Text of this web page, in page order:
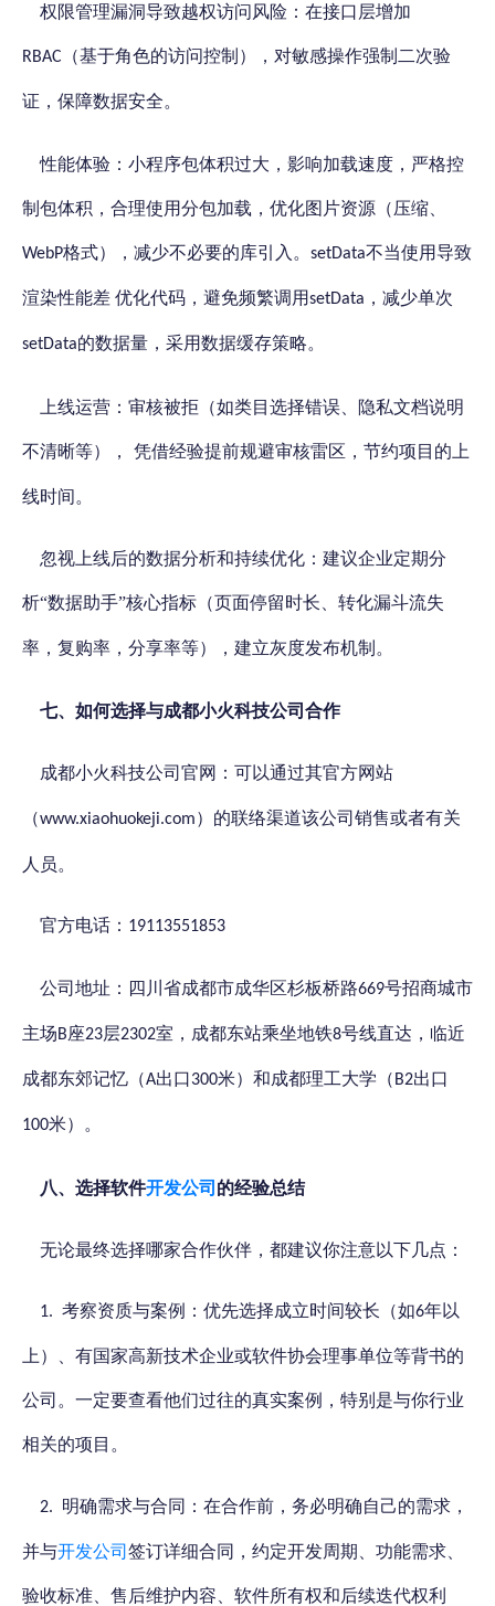
权限管理漏洞导致越权访问风险： 在接口层增加
RBAC （基于角色的访问控制），对敏感操作强制二次验
证，保障数据安全。
性能体验：小程序包体积过大，影响加载速度， 严格控
制包体积，合理使用分包加载，优化图片资源（压缩、
WebP格式），减少不必要的库引入。 setData不当使用导致
渲染性能差 优化代码，避免频繁调用setData ，减少单次
setData的数据量，采用数据缓存策略。
上线运营：审核被拒（如类目选择错误、隐私文档说明
不清晰等）， 凭借经验提前规避审核雷区， 节约项目的上
线时间。
忽视上线后的数据分析和持续优化： 建议企业定期分
析“数据助手”核心指标（页面停留时长、转化漏斗流失
率 ，复购率，分享率等），建立灰度发布机制。
七、 如何选择与成都小火科技公司合作
成都小火科技公司官网 ：可以通过其官方网站
（www.xiaohuokeji.com）的联络渠道该公司销售或者有关
人员。
官方电话： 19113551853
公司地址：四川省成都市成华区杉板桥路669号招商城市
主场B座23层2302室，成都东站乘坐地铁8号线直达，临近
成都东郊记忆（A出口300米）和成都理工大学（ B2出口
100米）。
八、 选择软件开发公司 的经验总结
无论最终选择哪家合作伙伴，都建议你注意以下几点：
1. 考察资质与案例：优先选择成立时间较长（如6年以
上）、有国家高新技术企业或软件协会理事单位等背书的
公司。一定要查看他们过往的真实案例，特别是与你行业
相关的项目。
2. 明确需求与合同：在合作前，务必明确自己的需求，
并与开发公司 签订详细合同，约定开发周期、功能需求、
验收标准、售后维护内容、软件所有权和后续迭代权利